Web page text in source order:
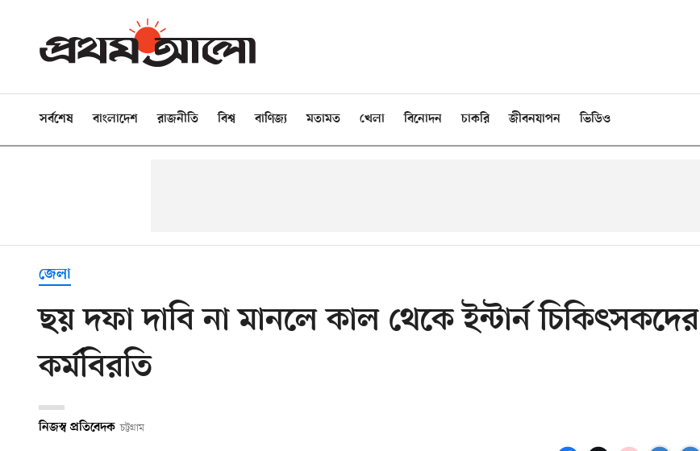
সর্বশেষ বাংলাদেশ রাজনীতি বিশ্ব বাণিজ্য মতামত খেলা বিনোদন চাকরি জীবনযাপন ভিডিও
জেলা
ছয় দফা দাবি না মানলে কাল থেকে ইন্টার্ন চিকিৎসকদের
কর্মবিরতি
নিজস্ব প্রতিবেদক চট্টগ্রাম